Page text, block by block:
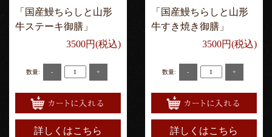
「国産鰻ちらしと山形
牛ステーキ御膳」
3500円(税込)
数量: - +
詳しくはこちら
「国産鰻ちらしと山形
牛すき焼き御膳」
3500円(税込)
数量: - +
詳しくはこちら